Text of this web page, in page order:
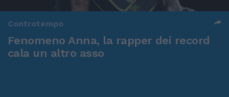
Controtempo
Fenomeno Anna, la rapper dei record
cala un altro asso